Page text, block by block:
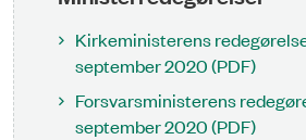
Kirkeministerens redegørelse
september 2020 (PDF)
Forsvarsministerens
september 2020 (PDF)